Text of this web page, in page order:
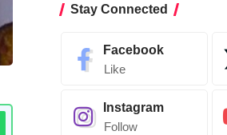
Stay Connected
Facebook
Like
Instagram
Follow